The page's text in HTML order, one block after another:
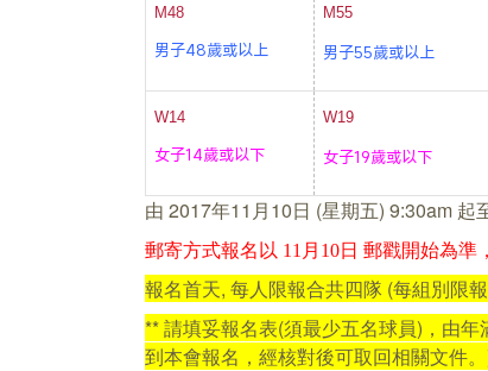
M48
男子48歲或以上
M55
男子55歲或以上
W14
女子14歲或以下
W19
女子19歲或以下
由 2017年11月10日 (星期五) 9:30am
郵寄方式報名以 11月10日 郵戳開始為準
報名首天, 每人限報合共四隊 (每組別限
**請填妥報名表(須最少五名球員) ，由年
到本會報名，經核對後可取回相關文件